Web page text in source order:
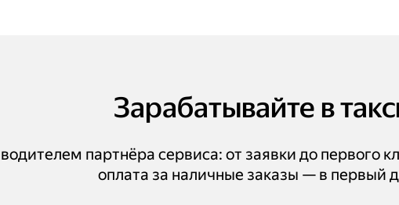
Зарабатывайте в
партнёра сервиса: от заявки до первого
оплата за наличные заказы — в первый